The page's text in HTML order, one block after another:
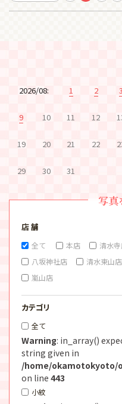
2026/08: 1 2 3
9 10 11 12
19 20 21 22
29 30 31
写真
店 舗
全て 本店 清水
八坂神社店
清水東山店
嵐山店
カテゴリ
全て
Warning: in_array()
string given in
/home/okamotokyoto/
on line 443
小紋